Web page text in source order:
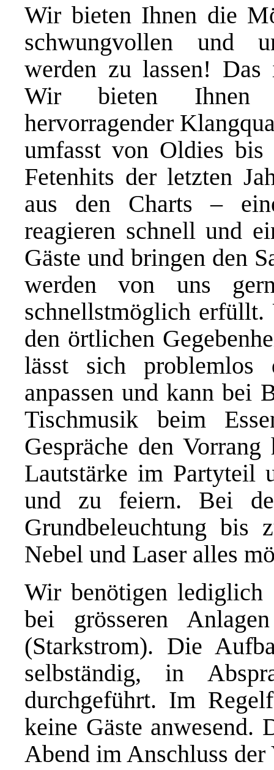
Wir bieten Ihnen die
schwungvollen und
werden zu lassen! Das
Wir bieten Ihnen
hervorragender
umfasst von Oldies bis
Fetenhits der letzten
aus den Charts –
reagieren schnell und
Gäste und bringen den
werden von uns
schnellstmöglich erfüllt.
den örtlichen
lässt sich problemlos
anpassen und kann bei
Tischmusik beim
Gespräche den
Lautstärke im Partyteil
und zu feiern. Bei
Grundbeleuchtung bis
Nebel und Laser alles
Wir benötigen lediglich
bei grösseren
(Starkstrom). Die
selbständig, in
durchgeführt. Im
keine Gäste anwesend.
Abend im Anschluss der